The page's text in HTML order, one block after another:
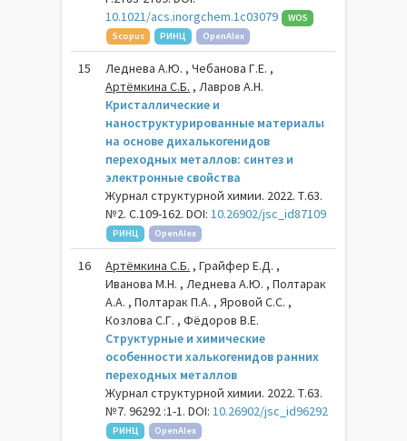
10.1021/acs.inorgchem.1c03079
WOS
Scopus
РИНЦ OpenAlex
15
Леднева А.Ю. , Чебанова Г.Е. ,
Артёмкина С.Б. , Лавров А.Н.
Кристаллические и
наноструктурированные материалы
на основе дихалькогенидов
переходных металлов: синтез и
электронные свойства
Журнал структурной химии. 2022. Т.63.
№2. С.109-162. DOI:10.26902/jsc_id87109
РИНЦ OpenAlex
16 Артёмкина С.Б. , Грайфер Е.Д. ,
Иванова М.Н. , Леднева А.Ю. , Полтарак
А.А. , Полтарак П.А. , Яровой С.С. ,
Козлова С.Г. , Фёдоров В.Е.
Cтруктурные и химические
особенности халькогенидов ранних
переходных металлов
Журнал структурной химии. 2022. Т.63.
№7. 96292 :1-1. DOI:10.26902/jsc_id96292
РИНЦ OpenAlex